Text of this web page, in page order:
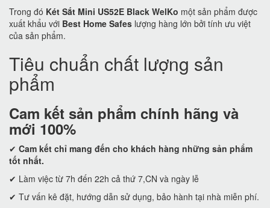
Trong đó Két Sắt Mini US52E Black WelKo một sản phẩm được
xuất khẩu với Best Home Safes lượng hàng lớn bởi tính ưu việt
của sản phẩm.
Tiêu chuẩn chất lượng sản
phẩm
Cam kết sản phẩm chính hãng và
mới 100%
✔ Cam kết chỉ mang đến cho khách hàng những sản phẩm
tốt nhất.
✔ Làm việc từ 7h đến 22h cả thứ 7,CN và ngày lễ
✔ Tư vấn kê đặt, hướng dẫn sử dụng, bảo hành tại nhà miễn phí.